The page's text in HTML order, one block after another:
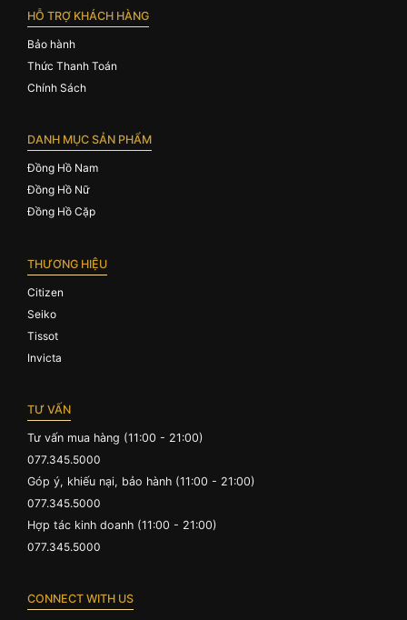
HỖ TRỢ KHÁCH HÀNG
Bảo hành
Thức Thanh Toán
Chính Sách
DANH MỤC SẢN PHẨM
Đồng Hồ Nam
Đồng Hồ Nữ
Đồng Hồ Cặp
THƯƠNG HIỆU
Citizen
Seiko
Tissot
Invicta
TƯ VẤN
Tư vấn mua hàng (11:00 - 21:00)
077.345.5000
Góp ý, khiếu nại, bảo hành (11:00 - 21:00)
077.345.5000
Hợp tác kinh doanh (11:00 - 21:00)
077.345.5000
CONNECT WITH US